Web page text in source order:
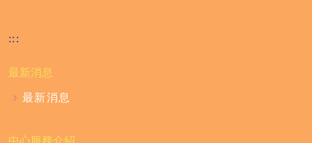
:::
最新消息
最新消息